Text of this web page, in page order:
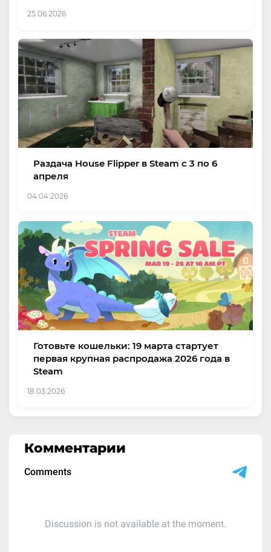
25.06.2026
Раздача House Flipper в Steam с 3 по 6
апреля
04.04.2026
Готовьте кошельки: 19 марта стартует
первая крупная распродажа 2026 года в
Steam
18.03.2026
Комментарии